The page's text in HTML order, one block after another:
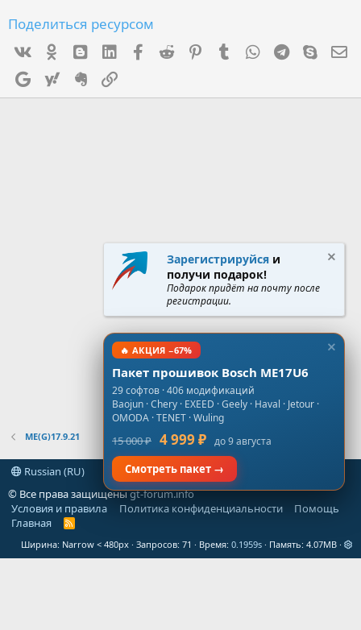
Поделиться ресурсом
Ok mes_blogger
Linked InFacebook
Reddit PinterestTumblr WhatsAppTelegram
Skype
Google Yahoo Evernote
ME(G)17.9.21
Russian (RU)
© Все права защищеныgt-forum.info
Условия и правила
Политика конфиденциальности
Помощь
Главная
R
S
Ширина Запросов 71 Время 0.1959s Память 4.07MB
Зарегистрируйся и
получи подарок!
Подарок придёт на почту после
регистрации.
🔥 АКЦИЯ −67%
Пакет прошивок Bosch ME17U6
29 софтов · 406 модификаций
Baojun · Chery · EXEED · Geely · Haval · Jetour ·
OMODA · TENET · Wuling
15 000 ₽ 4 999 ₽ до 9 августа
Смотреть пакет →